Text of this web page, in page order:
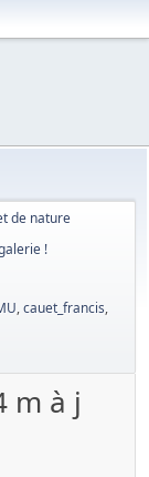
de nature
!
,cauet_francis,
m à j